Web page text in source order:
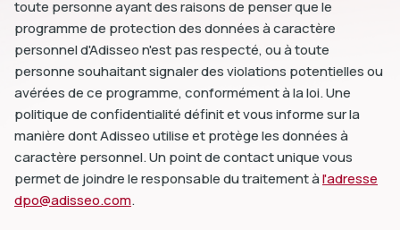
toute personne ayant des raisons de penser que le
programme de protection des données à caractère
personnel d'Adisseo n'est pas respecté, ou à toute
personne souhaitant signaler des violations potentielles ou
avérées de ce programme, conformément à la loi. Une
politique de confidentialité définit et vous informe sur la
manière dont Adisseo utilise et protège les données à
caractère personnel. Un point de contact unique vous
permet de joindre le responsable du traitement àl'adresse
dpo@adisseo.com.